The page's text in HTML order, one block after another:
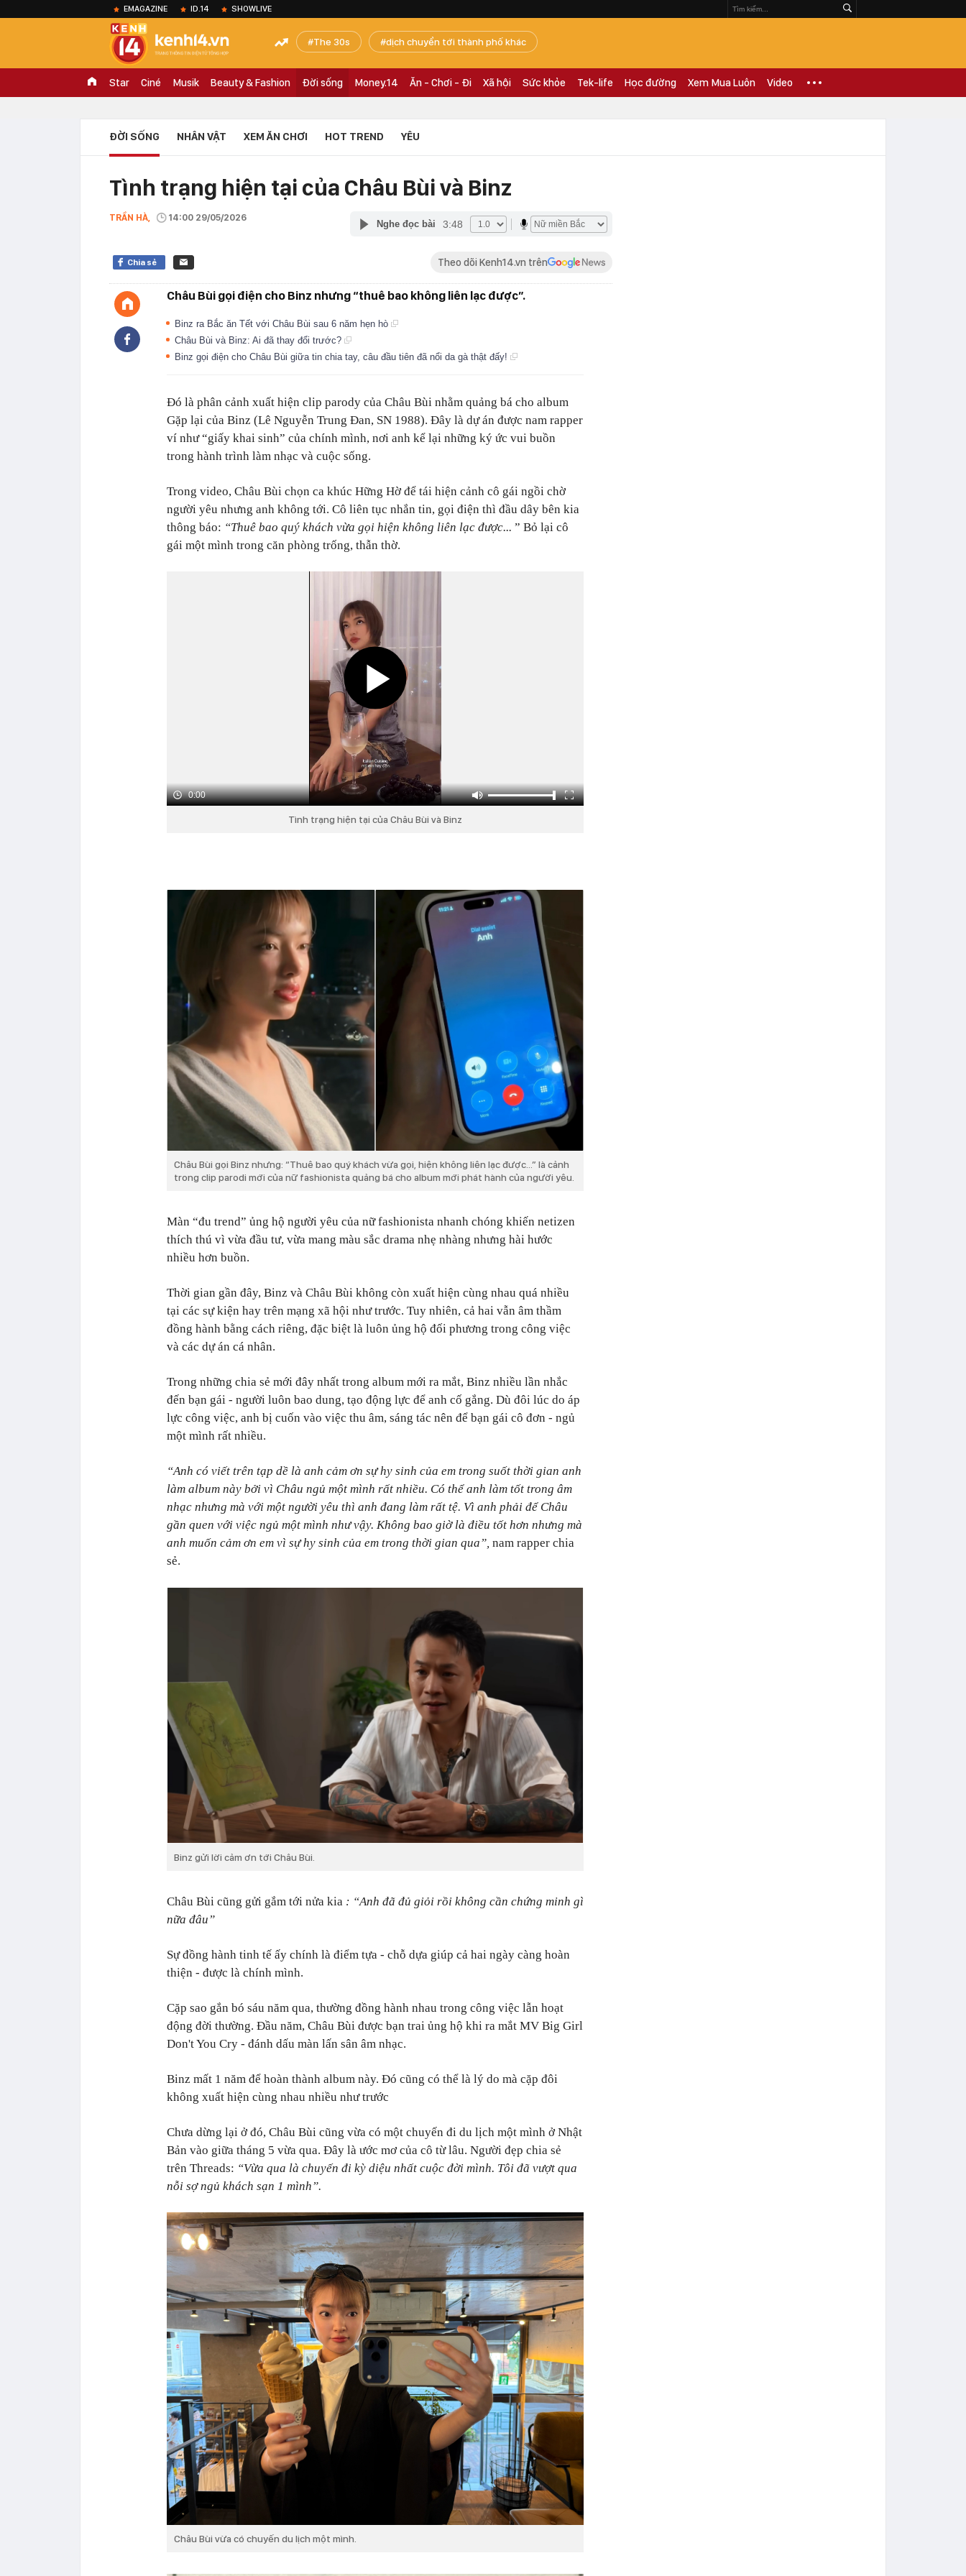
EMAGAZINE ID.14 SHOWLIVE
The 30s dịch chuyển tới thành phố khác
Star Ciné Musik Beauty & Fashion Đời sống Money.14 Ăn - Chơi - Đi Xã hội Sức khỏe Tek-life Học đường Xem Mua Luôn Video
ĐỜI SỐNG NHÂN VẬT XEM ĂN CHƠI HOT TREND YÊU
Tình trạng hiện tại của Châu Bùi và Binz
TRẦN HÀ, 14:00 29/05/2026
Nghe đọc bài 3:48
Chia sẻ Theo dõi Kenh14.vn trên
Châu Bùi gọi điện cho Binz nhưng “thuê bao không liên lạc được”.
Binz ra Bắc ăn Tết với Châu Bùi sau 6 năm hẹn hò
Châu Bùi và Binz: Ai đã thay đổi trước?
Binz gọi điện cho Châu Bùi giữa tin chia tay, câu đầu tiên đã nổi da gà thật đấy!
Đó là phân cảnh xuất hiện clip parody của Châu Bùi nhằm quảng bá cho album
Gặp lại của Binz (Lê Nguyễn Trung Đan, SN 1988). Đây là dự án được nam rapper
ví như “giấy khai sinh” của chính mình, nơi anh kể lại những ký ức vui buồn
trong hành trình làm nhạc và cuộc sống.
Trong video, Châu Bùi chọn ca khúc Hững Hờ để tái hiện cảnh cô gái ngồi chờ
người yêu nhưng anh không tới. Cô liên tục nhắn tin, gọi điện thì đầu dây bên kia
thông báo: “Thuê bao quý khách vừa gọi hiện không liên lạc được... ” Bỏ lại cô
gái một mình trong căn phòng trống, thẫn thờ.
0:00
Tình trạng hiện tại của Châu Bùi và Binz
Châu Bùi gọi Binz nhưng: “Thuê bao quý khách vừa gọi, hiện không liên lạc được...” là cảnh
trong clip parodi mới của nữ fashionista quảng bá cho album mới phát hành của người yêu.
Màn “đu trend” ủng hộ người yêu của nữ fashionista nhanh chóng khiến netizen
thích thú vì vừa đầu tư, vừa mang màu sắc drama nhẹ nhàng nhưng hài hước
nhiều hơn buồn.
Thời gian gần đây, Binz và Châu Bùi không còn xuất hiện cùng nhau quá nhiều
tại các sự kiện hay trên mạng xã hội như trước. Tuy nhiên, cả hai vẫn âm thầm
đồng hành bằng cách riêng, đặc biệt là luôn ủng hộ đối phương trong công việc
và các dự án cá nhân.
Trong những chia sẻ mới đây nhất trong album mới ra mắt, Binz nhiều lần nhắc
đến bạn gái - người luôn bao dung, tạo động lực để anh cố gắng. Dù đôi lúc do áp
lực công việc, anh bị cuốn vào việc thu âm, sáng tác nên để bạn gái cô đơn - ngủ
một mình rất nhiều.
“Anh có viết trên tạp dề là anh cảm ơn sự hy sinh của em trong suốt thời gian anh
làm album này bởi vì Châu ngủ một mình rất nhiều. Có thể anh làm tốt trong âm
nhạc nhưng mà với một người yêu thì anh đang làm rất tệ. Vì anh phải để Châu
gần quen với việc ngủ một mình như vậy. Không bao giờ là điều tốt hơn nhưng mà
anh muốn cảm ơn em vì sự hy sinh của em trong thời gian qua”, nam rapper chia
sẻ.
Binz gửi lời cảm ơn tới Châu Bùi.
Châu Bùi cũng gửi gắm tới nửa kia : “Anh đã đủ giỏi rồi không cần chứng minh gì
nữa đâu”
Sự đồng hành tinh tế ấy chính là điểm tựa - chỗ dựa giúp cả hai ngày càng hoàn
thiện - được là chính mình.
Cặp sao gắn bó sáu năm qua, thường đồng hành nhau trong công việc lẫn hoạt
động đời thường. Đầu năm, Châu Bùi được bạn trai ủng hộ khi ra mắt MV Big Girl
Don't You Cry - đánh dấu màn lấn sân âm nhạc.
Binz mất 1 năm để hoàn thành album này. Đó cũng có thể là lý do mà cặp đôi
không xuất hiện cùng nhau nhiều như trước
Chưa dừng lại ở đó, Châu Bùi cũng vừa có một chuyến đi du lịch một mình ở Nhật
Bản vào giữa tháng 5 vừa qua. Đây là ước mơ của cô từ lâu. Người đẹp chia sẻ
trên Threads: “Vừa qua là chuyến đi kỳ diệu nhất cuộc đời mình. Tôi đã vượt qua
nỗi sợ ngủ khách sạn 1 mình”.
Châu Bùi vừa có chuyến du lịch một mình.